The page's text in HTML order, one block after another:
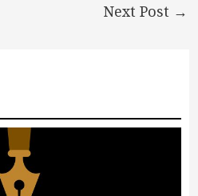
Next Post →